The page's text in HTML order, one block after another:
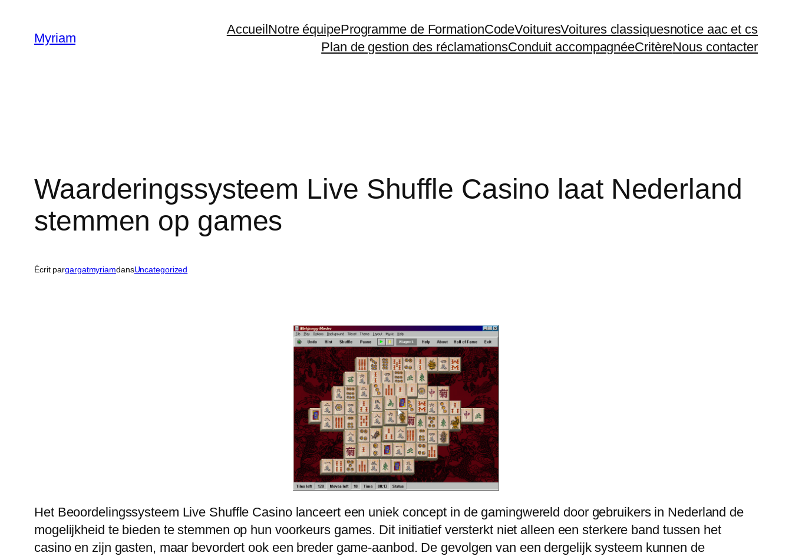
Myriam
AccueilNotre équipeProgramme de FormationCodeVoituresVoitures classiquesnotice aac et cs
Plan de gestion des réclamationsConduit accompagnéeCritèreNous contacter
Waarderingssysteem Live Shuffle Casino laat Nederland
stemmen op games
Écrit pargargatmyriamdansUncategorized
Het Beoordelingssysteem Live Shuffle Casino lanceert een uniek concept in de gamingwereld door gebruikers in Nederland de
mogelijkheid te bieden te stemmen op hun voorkeurs games. Dit initiatief versterkt niet alleen een sterkere band tussen het
casino en zijn gasten, maar bevordert ook een breder game-aanbod. De gevolgen van een dergelijk systeem kunnen de